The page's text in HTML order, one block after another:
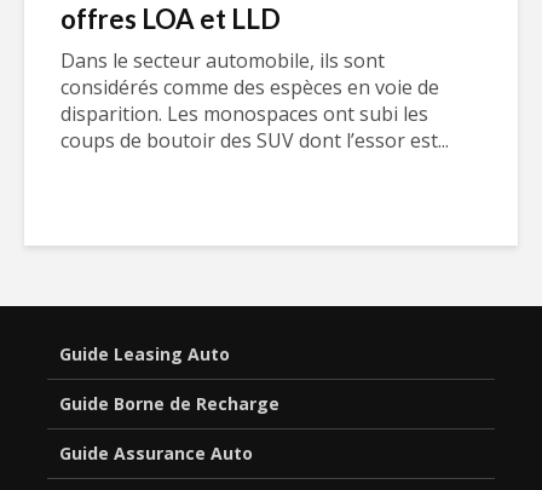
offres LOA et LLD
Dans le secteur automobile, ils sont
considérés comme des espèces en voie de
disparition. Les monospaces ont subi les
coups de boutoir des SUV dont l’essor est...
Guide Leasing Auto
Guide Borne de Recharge
Guide Assurance Auto